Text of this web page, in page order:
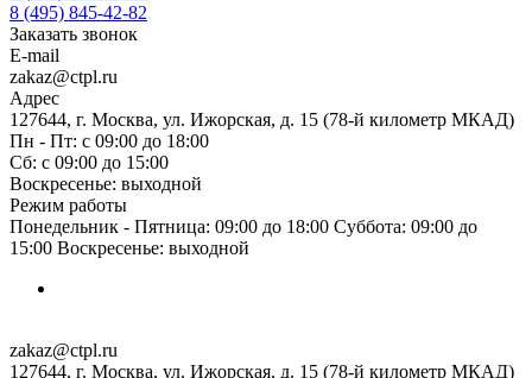
8 (495) 845-42-82
Заказать звонок
E-mail
zakaz@ctpl.ru
Адрес
127644, г. Москва, ул. Ижорская, д. 15 (78-й километр МКАД)
Пн - Пт: с 09:00 до 18:00
Сб: с 09:00 до 15:00
Воскресенье: выходной
Режим работы
Понедельник - Пятница: 09:00 до 18:00 Суббота: 09:00 до
15:00 Воскресенье: выходной
zakaz@ctpl.ru
127644, г. Москва, ул. Ижорская, д. 15 (78-й километр МКАД)